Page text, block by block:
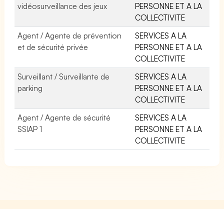
vidéosurveillance des jeux
PERSONNE ET A LA
COLLECTIVITE
Agent / Agente de prévention
et de sécurité privée
SERVICES A LA
PERSONNE ET A LA
COLLECTIVITE
Surveillant / Surveillante de
parking
SERVICES A LA
PERSONNE ET A LA
COLLECTIVITE
Agent / Agente de sécurité
SSIAP 1
SERVICES A LA
PERSONNE ET A LA
COLLECTIVITE